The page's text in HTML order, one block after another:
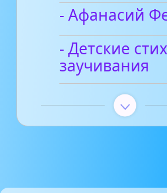
- Афанасий
- Детские
заучивания